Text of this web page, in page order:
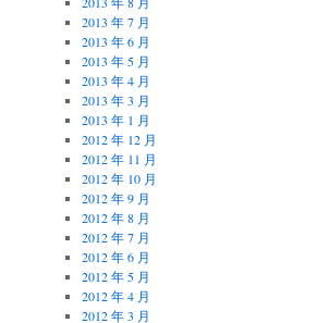
2013 年 7 月
2013 年 6 月
2013 年 5 月
2013 年 4 月
2013 年 3 月
2013 年 1 月
2012 年 12 月
2012 年 11 月
2012 年 10 月
2012 年 9 月
2012 年 8 月
2012 年 7 月
2012 年 6 月
2012 年 5 月
2012 年 4 月
2012 年 3 月